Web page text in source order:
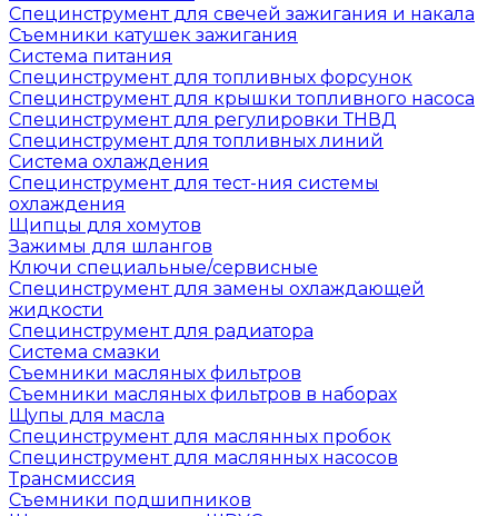
Специнструмент для свечей зажигания и накала
Съемники катушек зажигания
Система питания
Специнструмент для топливных форсунок
Специнструмент для крышки топливного насоса
Специнструмент для регулировки ТНВД
Специнструмент для топливных линий
Система охлаждения
Специнструмент для тест-ния системы
охлаждения
Щипцы для хомутов
Зажимы для шлангов
Ключи специальные/сервисные
Специнструмент для замены охлаждающей
жидкости
Специнструмент для радиатора
Система смазки
Съемники масляных фильтров
Съемники масляных фильтров в наборах
Щупы для масла
Специнструмент для маслянных пробок
Специнструмент для маслянных насосов
Трансмиссия
Съемники подшипников